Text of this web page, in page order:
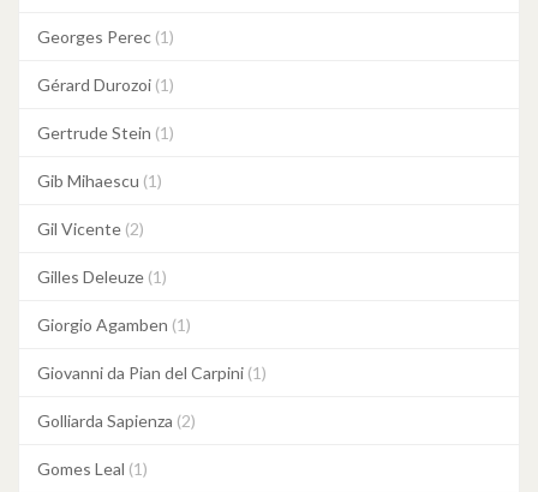
Georges Perec (1)
Gérard Durozoi (1)
Gertrude Stein (1)
Gib Mihaescu (1)
Gil Vicente (2)
Gilles Deleuze (1)
Giorgio Agamben (1)
Giovanni da Pian del Carpini (1)
Golliarda Sapienza (2)
Gomes Leal (1)